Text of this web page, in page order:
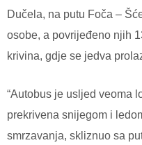
Dučela, na putu Foča –
osobe, a povrijeđeno njih
krivina, gdje se jedva
“Autobus je usljed veoma
prekrivena snijegom i
smrzavanja, skliznuo sa